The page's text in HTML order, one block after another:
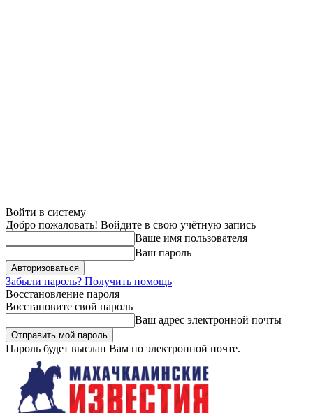
Войти в систему
Добро пожаловать! Войдите в свою учётную запись
Ваше имя пользователя
Ваш пароль
Забыли пароль? Получить помощь
Восстановление пароля
Восстановите свой пароль
Ваш адрес электронной почты
Пароль будет выслан Вам по электронной почте.